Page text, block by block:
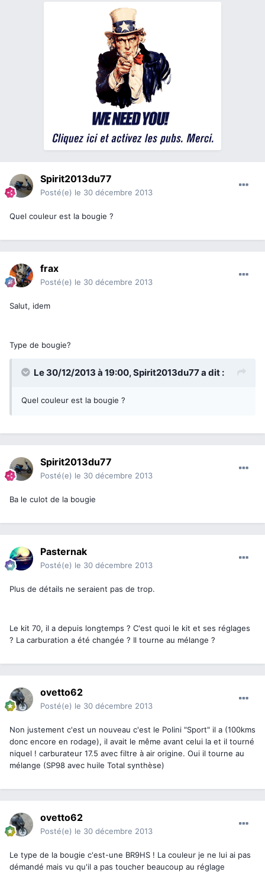
Spirit2013du77
Posté(e) le 30 décembre 2013
Quel couleur est la bougie ?
frax
Posté(e) le 30 décembre 2013
Salut, idem
Type de bougie?
Le 30/12/2013 à 19:00, Spirit2013du77 a dit :
Quel couleur est la bougie ?
Spirit2013du77
Posté(e) le 30 décembre 2013
Ba le culot de la bougie
Pasternak
Posté(e) le 30 décembre 2013
Plus de détails ne seraient pas de trop.
Le kit 70, il a depuis longtemps ? C'est quoi le kit et ses réglages
? La carburation a été changée ? Il tourne au mélange ?
ovetto62
Posté(e) le 30 décembre 2013
Non justement c'est un nouveau c'est le Polini "Sport" il a (100kms
donc encore en rodage), il avait le même avant celui la et il tourné
niquel ! carburateur 17.5 avec filtre à air origine. Oui il tourne au
mélange (SP98 avec huile Total synthèse)
ovetto62
Posté(e) le 30 décembre 2013
Le type de la bougie c'est-une BR9HS ! La couleur je ne lui ai pas
démandé mais vu qu'il a pas toucher beaucoup au réglage